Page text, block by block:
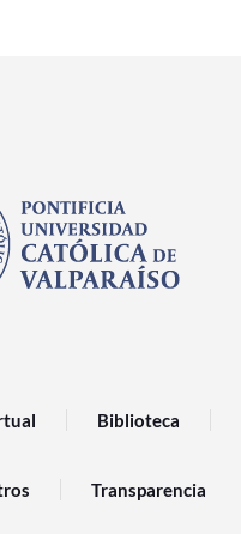
Biblioteca
Transparencia